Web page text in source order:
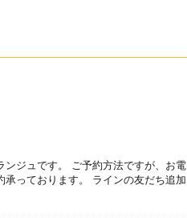
ンジュです。 ご予約方法ですが、お電
っております。 ラインの友だち追加